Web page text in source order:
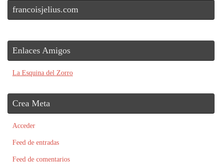
francoisjelius.com
Enlaces Amigos
La Esquina del Zorro
Crea Meta
Acceder
Feed de entradas
Feed de comentarios